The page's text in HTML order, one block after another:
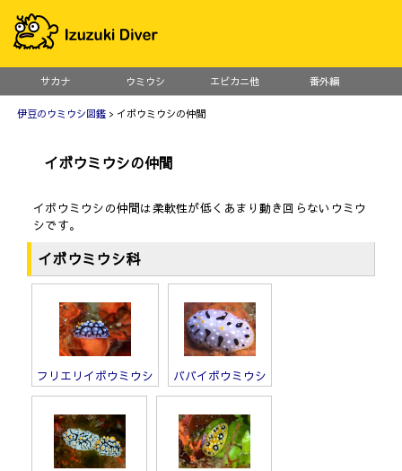
サカナ ウミウシ エビカニ他 番外編
伊豆のウミウシ図鑑 > イボウミウシの仲間
イボウミウシの仲間
イボウミウシの仲間は柔軟性が低くあまり動き回らないウミウ
シです。
イボウミウシ科
フリエリイボウミウシ ババイボウミウシ